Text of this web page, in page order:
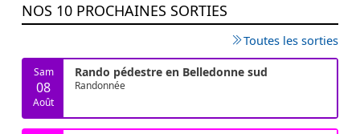
NOS 10 PROCHAINES SORTIES
Toutes les sorties
Sam
08
Août
Rando pédestre en Belledonne sud
Randonnée